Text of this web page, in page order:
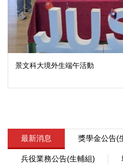
景文科大境外生端午活動
最新消息 獎學金公告(
兵役業務公告(生輔組)